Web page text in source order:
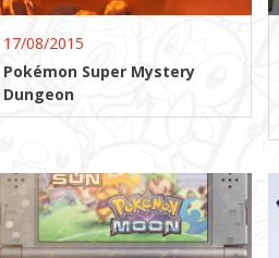
17/08/2015
Pokémon Super Mystery
Dungeon